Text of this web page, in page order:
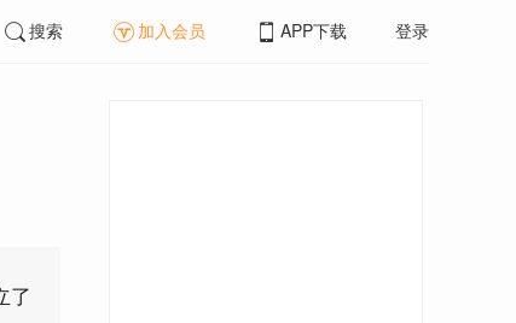
搜索 加入会员 APP下载 登录
了